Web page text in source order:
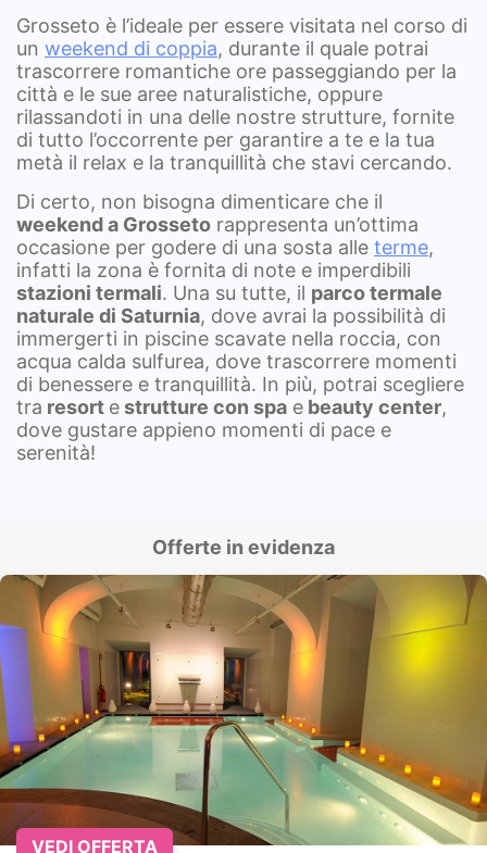
Grosseto è l’ideale per essere visitata nel corso di
un weekend di coppia, durante il quale potrai
trascorrere romantiche ore passeggiando per la
città e le sue aree naturalistiche, oppure
rilassandoti in una delle nostre strutture, fornite
di tutto l’occorrente per garantire a te e la tua
metà il relax e la tranquillità che stavi cercando.
Di certo, non bisogna dimenticare che il
weekend a Grosseto rappresenta un’ottima
occasione per godere di una sosta alle terme,
infatti la zona è fornita di note e imperdibili
stazioni termali. Una su tutte, il parco termale
naturale di Saturnia, dove avrai la possibilità di
immergerti in piscine scavate nella roccia, con
acqua calda sulfurea, dove trascorrere momenti
di benessere e tranquillità. In più, potrai scegliere
tra resort estrutture con spa e beauty center,
dove gustare appieno momenti di pace e
serenità!
Offerte in evidenza
VEDI OFFERTA